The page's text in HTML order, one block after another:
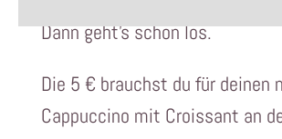
Dann geht’s schon los.
Die 5 € brauchst du für deinen
Cappuccino mit Croissant an